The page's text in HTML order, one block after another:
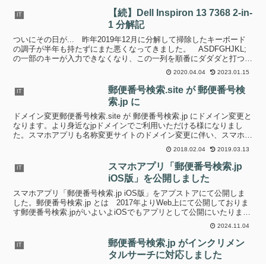
IT
【続】Dell Inspiron 13 7368 2-in-
1 分解記
ついにその日が... 昨年2019年12月に分解して掃除したキーボード
の調子が半年も持たずにまた悪くなってきました。 ASDFGHJKL;
の一部のキーが入力できなくなり、この一列を順番にダダダと打つと
2020.04.04 2023.01.15
IT
郵便番号検索.site が 郵便番号検
索.jp に
ドメイン変更郵便番号検索.site が 郵便番号検索.jp にドメイン変更と
なります。より身近なjpドメインでご利用いただける様になりまし
た。スマホアプリも名称変更サイトのドメイン変更に伴い、スマホア
2018.02.04 2019.03.13
IT
スマホアプリ「郵便番号検索.jp
iOS版」を公開しました
スマホアプリ「郵便番号検索.jp iOS版」をアプストアにて公開しま
した。郵便番号検索.jp とは 2017年よりWeb上にて公開しておりま
す郵便番号検索.jpがいよいよiOSでもアプリとして公開にいたりまし
2024.11.04
IT
郵便番号検索.jp がインクリメン
タルサーチに対応しました